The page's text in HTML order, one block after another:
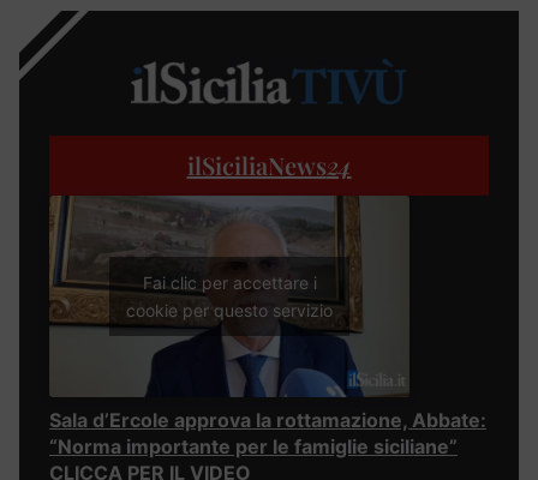
ilSiciliaNews24
Fai clic per accettare i
cookie per questo servizio
Sala d’Ercole approva la rottamazione, Abbate:
“Norma importante per le famiglie siciliane”
CLICCA PER IL VIDEO